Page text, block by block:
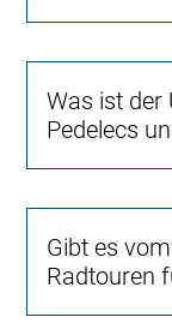
Was ist der
Pedelecs
Gibt es
Radtouren